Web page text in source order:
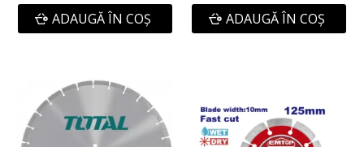
ADAUGĂ ÎN COŞ ADAUGĂ ÎN COŞ